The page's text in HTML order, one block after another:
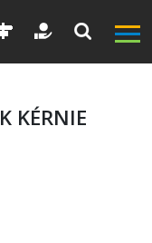
KÉRNIE